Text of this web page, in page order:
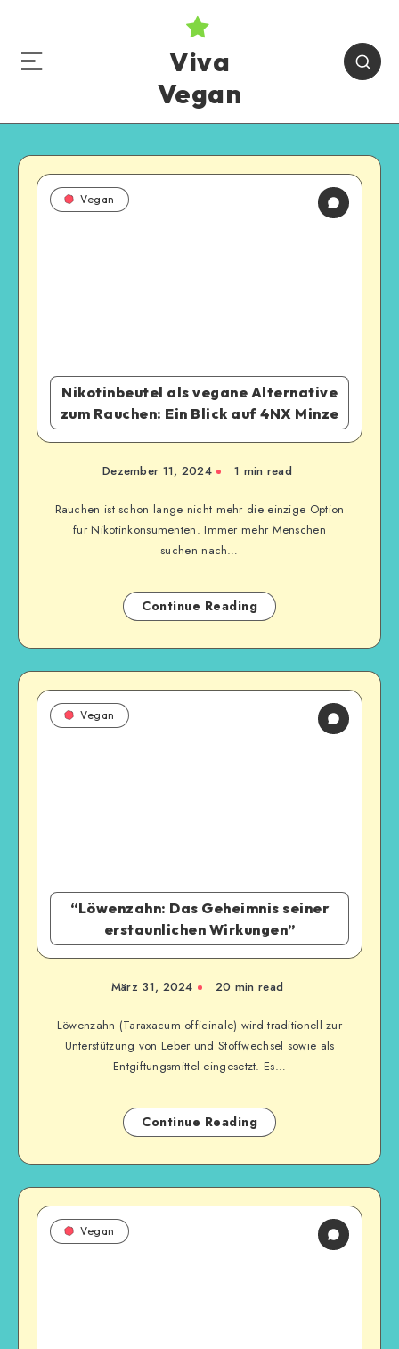
Viva
Vegan
Nikotinbeutel als vegane Alternative
zum Rauchen: Ein Blick auf 4NX Minze
Vegan
Dezember 11, 2024 1 min read
Rauchen ist schon lange nicht mehr die einzige Option
für Nikotinkonsumenten. Immer mehr Menschen
suchen nach…
Continue Reading
“Löwenzahn: Das Geheimnis seiner
erstaunlichen Wirkungen”
Vegan
März 31, 2024 20 min read
Löwenzahn (Taraxacum officinale) wird traditionell zur
Unterstützung von Leber und Stoffwechsel sowie als
Entgiftungsmittel eingesetzt. Es…
Continue Reading
Vegan